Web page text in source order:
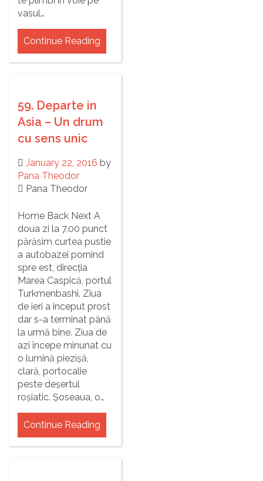
vasul…
Continue Reading
59. Departe in
Asia – Un drum
cu sens unic
January 22, 2016 by
Pana Theodor
Pana Theodor
Home Back Next A
doua zi la 7.00 punct
părăsim curtea pustie
a autobazei pornind
spre est, direcția
Marea Caspică, portul
Turkmenbashi. Ziua
de ieri a început prost
dar s-a terminat până
la urmă bine. Ziua de
azi începe minunat cu
o lumină piezișă,
clară, portocalie
peste deșertul
roșiatic. Șoseaua, o…
Continue Reading